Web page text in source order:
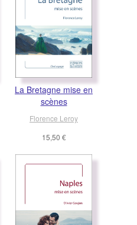
La Bretagne mise en
scènes
Florence Leroy
15,50 €